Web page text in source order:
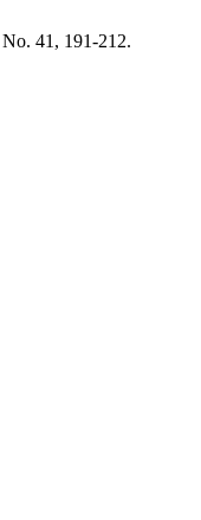
No. 41, 191-212.